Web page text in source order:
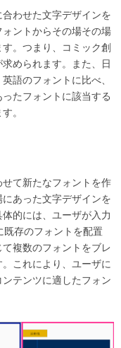
わせた文字デザインを
ントからその場その場
。つまり、コミック創
められます。また、日
語のフォントに比べ、
たフォントに該当する
。
て新たなフォントを作
あった文字デザインを
的には、ユーザが入力
既存のフォントを配置
複数のフォントをブレ
これにより、ユーザに
テンツに適したフォン